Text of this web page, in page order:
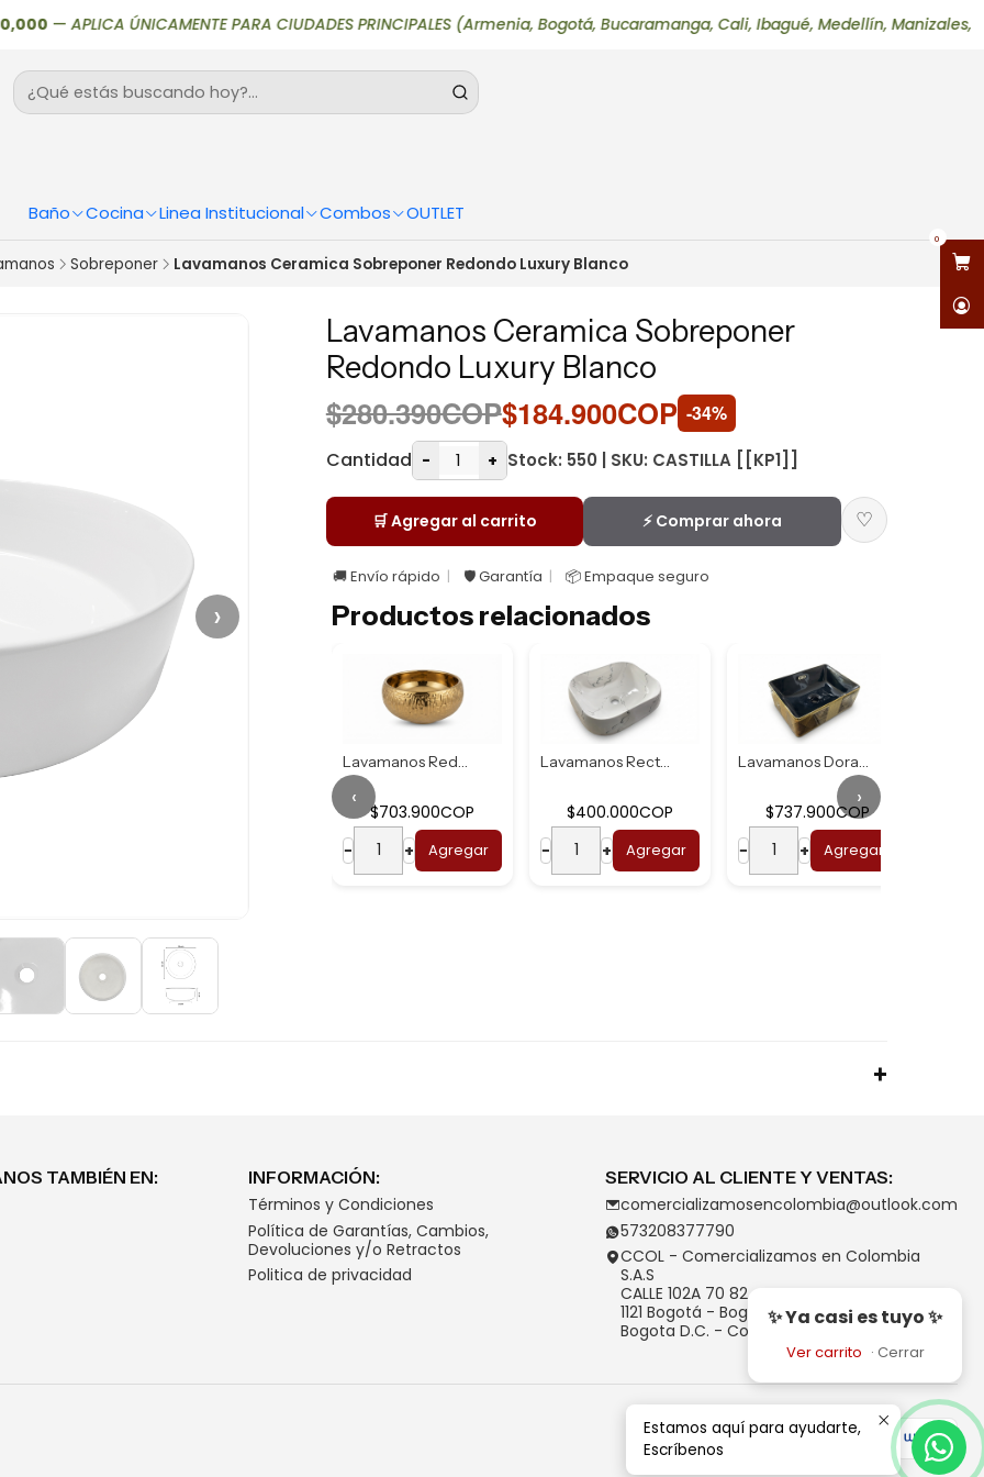
Baño Cocina Linea Institucional Combos OUTLET
0
—APLICA ÚNICAMENTE PARA CIUDADES PRINCIPALES (Armenia, Bogotá, Bucaramanga, Cali, Ibagué, Medellín, Manizales,
Sobreponer Lavamanos Ceramica Sobreponer Redondo Luxury Blanco
›
Lavamanos Ceramica Sobreponer
Redondo Luxury Blanco
$280.390COP$184.900COP -34%
Cantidad - + Stock: 550 | SKU: CASTILLA [[KP1]]
🛒 Agregar al carrito ⚡ Comprar ahora ♡
🚚 Envío rápido 🛡️ Garantía 📦 Empaque seguro
Productos relacionados
$703.900COP
−
+ Agregar
$400.000COP
−
+ Agregar
$737.900COP
−
+ Agregar
‹ ›
✨ Ya casi es tuyo ✨
Ver carrito · Cerrar
TAMBIÉN EN:
INFORMACIÓN:
Términos y Condiciones
Política de Garantías, Cambios,
Devoluciones y/o Retractos
Politica de privacidad
SERVICIO AL CLIENTE Y VENTAS:
comercializamosencolombia@outlook.com
573208377790
CCOL - Comercializamos en Colombia
S.A.S
CALLE 102A 70 82
1121 Bogotá - Bogotá D.C.
Bogota D.C. - Colombia
Estamos aquí para ayudarte,
Escríbenos